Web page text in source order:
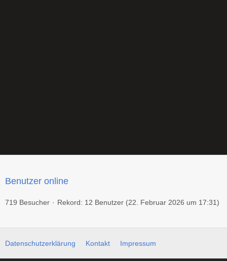
Benutzer online
719 Besucher Rekord: 12 Benutzer (22. Februar 2026 um 17:31)
Datenschutzerklärung Kontakt Impressum